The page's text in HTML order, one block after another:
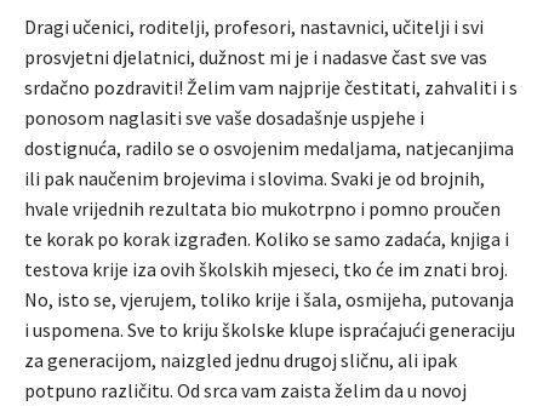
Dragi učenici, roditelji, profesori, nastavnici, učitelji i svi
prosvjetni djelatnici, dužnost mi je i nadasve čast sve vas
srdačno pozdraviti! Želim vam najprije čestitati, zahvaliti i s
ponosom naglasiti sve vaše dosadašnje uspjehe i
dostignuća, radilo se o osvojenim medaljama, natjecanjima
ili pak naučenim brojevima i slovima. Svaki je od brojnih,
hvale vrijednih rezultata bio mukotrpno i pomno proučen
te korak po korak izgrađen. Koliko se samo zadaća, knjiga i
testova krije iza ovih školskih mjeseci, tko će im znati broj.
No, isto se, vjerujem, toliko krije i šala, osmijeha, putovanja
i uspomena. Sve to kriju školske klupe ispraćajući generaciju
za generacijom, naizgled jednu drugoj sličnu, ali ipak
potpuno različitu. Od srca vam zaista želim da u novoj